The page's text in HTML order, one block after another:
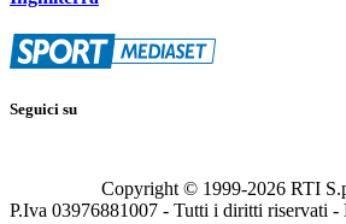
Seguici su
Copyright © 1999-2026 RTI
P.Iva 03976881007 - Tutti i diritti riservati -